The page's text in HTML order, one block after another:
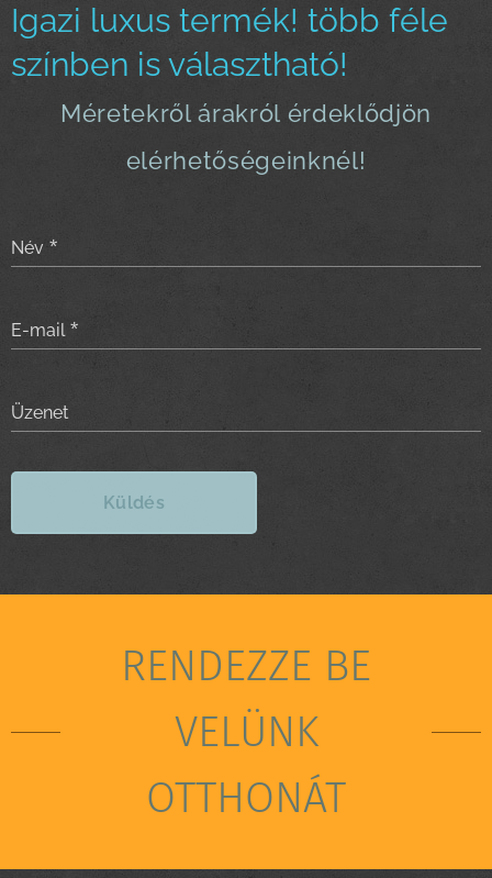
Igazi luxus termék! több féle
színben is választható!
Méretekről árakról érdeklődjön
elérhetőségeinknél!
Név
E-mail
Üzenet
Küldés
RENDEZZE BE
VELÜNK
OTTHONÁT